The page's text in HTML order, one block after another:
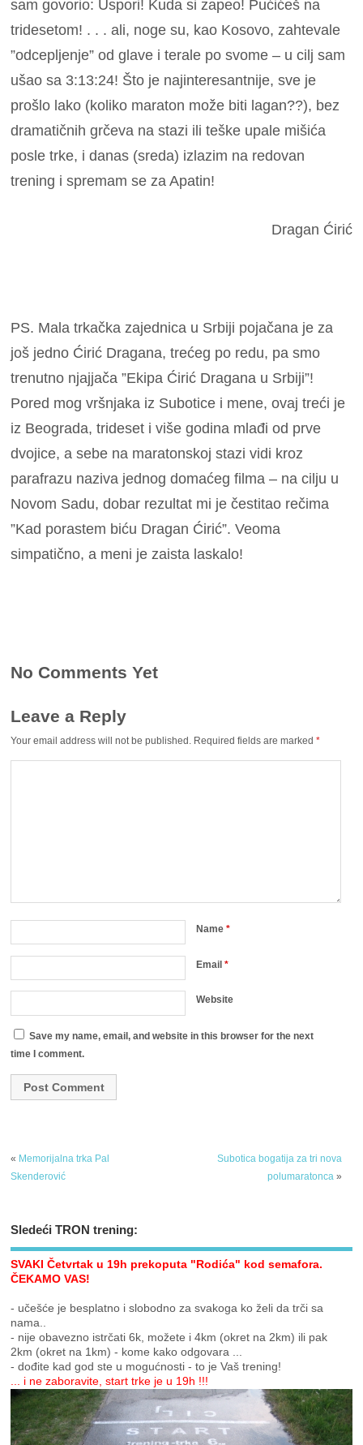
sam govorio: Uspori! Kuda si zapeo! Pućićeš na
tridesetom! . . . ali, noge su, kao Kosovo, zahtevale
”odcepljenje” od glave i terale po svome – u cilj sam
ušao sa 3:13:24! Što je najinteresantnije, sve je
prošlo lako (koliko maraton može biti lagan??), bez
dramatičnih grčeva na stazi ili teške upale mišića
posle trke, i danas (sreda) izlazim na redovan
trening i spremam se za Apatin!
Dragan Ćirić
PS. Mala trkačka zajednica u Srbiji pojačana je za
još jedno Ćirić Dragana, trećeg po redu, pa smo
trenutno njajjača ”Ekipa Ćirić Dragana u Srbiji”!
Pored mog vršnjaka iz Subotice i mene, ovaj treći je
iz Beograda, trideset i više godina mlađi od prve
dvojice, a sebe na maratonskoj stazi vidi kroz
parafrazu naziva jednog domaćeg filma – na cilju u
Novom Sadu, dobar rezultat mi je čestitao rečima
”Kad porastem biću Dragan Ćirić”. Veoma
simpatično, a meni je zaista laskalo!
No Comments Yet
Leave a Reply
Your email address will not be published. Required fields are marked*
Name*
Email*
Website
Save my name, email, and website in this browser for the next
time I comment.
« Memorijalna trka Pal
Skenderović
Subotica bogatija za tri nova
polumaratonca»
Sledeći TRON trening:
SVAKI Četvrtak u 19h prekoputa "Rodića" kod semafora.
ČEKAMO VAS!
- učešće je besplatno i slobodno za svakoga ko želi da trči sa
nama..
- nije obavezno istrčati 6k, možete i 4km (okret na 2km) ili pak
2km (okret na 1km) - kome kako odgovara ...
- dođite kad god ste u mogućnosti - to je Vaš trening!
... i ne zaboravite, start trke je u 19h !!!